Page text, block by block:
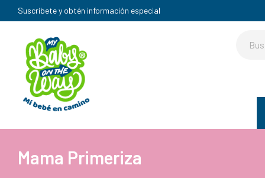
Suscríbete y obtén información especial
Mama Primeriza